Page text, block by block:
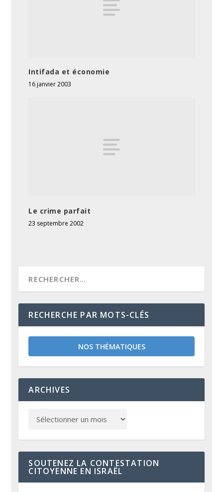
Intifada et économie
16 janvier 2003
Le crime parfait
23 septembre 2002
RECHERCHE PAR MOTS-CLÉS
NOS THÉMATIQUES
ARCHIVES
SOUTENEZ LA CONTESTATION
CITOYENNE EN ISRAËL